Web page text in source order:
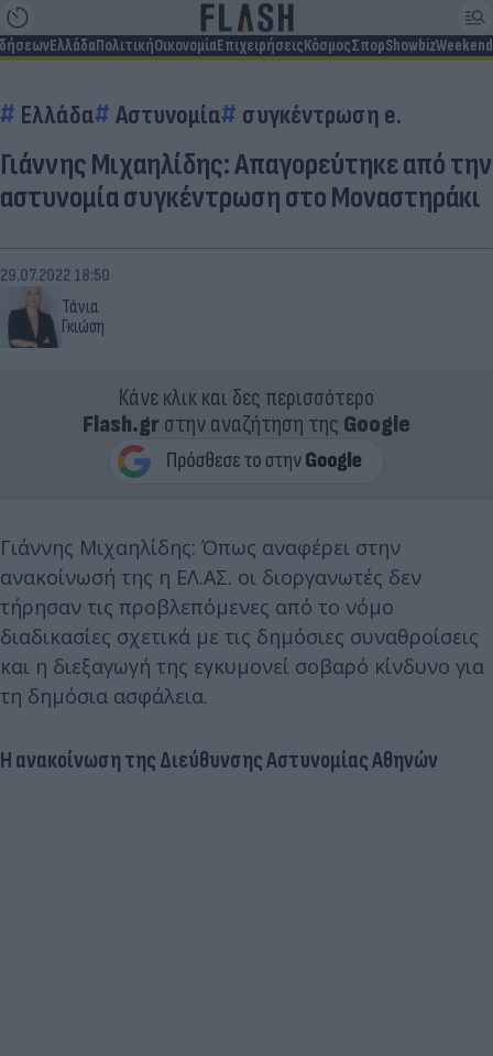
ΕλλάδαΠολιτικήΟικονομίαΕπιχειρήσειςΚόσμοςΣπορShowbizWeekend
Ελλάδα Αστυνομία συγκέντρωση e.
Γιάννης Μιχαηλίδης: Απαγορεύτηκε από την
αστυνομία συγκέντρωση στο Μοναστηράκι
Τάνια
Γκιώση
29.07.2022 18:50
Κάνε κλικ και δες περισσότερο
Flash.grστην αναζήτηση της Google
Γιάννης Μιχαηλίδης: Όπως αναφέρει στην
ανακοίνωσή της η ΕΛ.ΑΣ. οι διοργανωτές δεν
τήρησαν τις προβλεπόμενες από το νόμο
διαδικασίες σχετικά με τις δημόσιες συναθροίσεις
και η διεξαγωγή της εγκυμονεί σοβαρό κίνδυνο για
τη δημόσια ασφάλεια.
Η ανακοίνωση της Διεύθυνσης Αστυνομίας Αθηνών